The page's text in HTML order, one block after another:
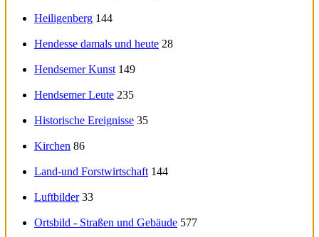
Heiligenberg 144
Hendesse damals und heute 28
Hendsemer Kunst 149
Hendsemer Leute 235
Historische Ereignisse 35
Kirchen 86
Land-und Forstwirtschaft 144
Luftbilder 33
Ortsbild - Straßen und Gebäude 577